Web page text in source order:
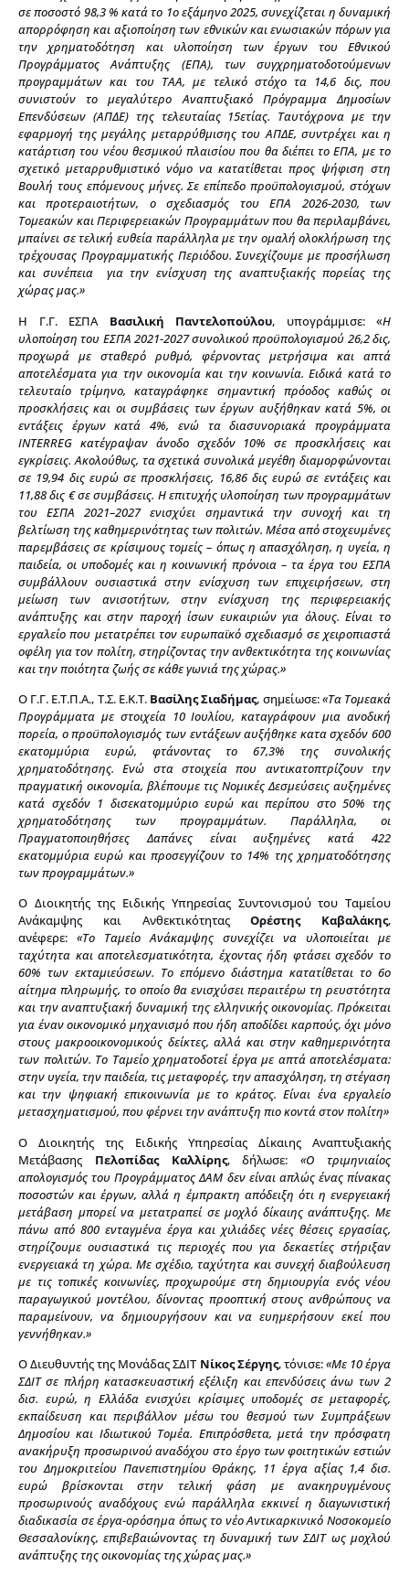
σε ποσοστό 98,3 % κατά το 1ο εξάμηνο 2025, συνεχίζεται η δυναμική
απορρόφηση και αξιοποίηση των εθνικών και ενωσιακών πόρων για
την χρηματοδότηση και υλοποίηση των έργων του Εθνικού
Προγράμματος Ανάπτυξης (ΕΠΑ), των συγχρηματοδοτούμενων
προγραμμάτων και του ΤΑΑ, με τελικό στόχο τα 14,6 δις, που
συνιστούν το μεγαλύτερο Αναπτυξιακό Πρόγραμμα Δημοσίων
Επενδύσεων (ΑΠΔΕ) της τελευταίας 15ετίας. Ταυτόχρονα με την
εφαρμογή της μεγάλης μεταρρύθμισης του ΑΠΔΕ, συντρέχει και η
κατάρτιση του νέου θεσμικού πλαισίου που θα διέπει το ΕΠΑ, με το
σχετικό μεταρρυθμιστικό νόμο να κατατίθεται προς ψήφιση στη
Βουλή τους επόμενους μήνες. Σε επίπεδο προϋπολογισμού, στόχων
και προτεραιοτήτων, ο σχεδιασμός του ΕΠΑ 2026-2030, των
Τομεακών και Περιφερειακών Προγραμμάτων που θα περιλαμβάνει,
μπαίνει σε τελική ευθεία παράλληλα με την ομαλή ολοκλήρωση της
τρέχουσας Προγραμματικής Περιόδου. Συνεχίζουμε με προσήλωση
και συνέπεια για την ενίσχυση της αναπτυξιακής πορείας της
χώρας μας.»
Η Γ.Γ. ΕΣΠΑ Βασιλική Παντελοπούλου, υπογράμμισε: «Η
υλοποίηση του ΕΣΠΑ 2021-2027 συνολικού προϋπολογισμού 26,2 δις,
προχωρά με σταθερό ρυθμό, φέρνοντας μετρήσιμα και απτά
αποτελέσματα για την οικονομία και την κοινωνία. Ειδικά κατά το
τελευταίο τρίμηνο, καταγράφηκε σημαντική πρόοδος καθώς οι
προσκλήσεις και οι συμβάσεις των έργων αυξήθηκαν κατά 5%, οι
εντάξεις έργων κατά 4%, ενώ τα διασυνοριακά προγράμματα
INTERREG κατέγραψαν άνοδο σχεδόν 10% σε προσκλήσεις και
εγκρίσεις. Ακολούθως, τα σχετικά συνολικά μεγέθη διαμορφώνονται
σε 19,94 δις ευρώ σε προσκλήσεις, 16,86 δις ευρώ σε εντάξεις και
11,88 δις € σε συμβάσεις. Η επιτυχής υλοποίηση των προγραμμάτων
του ΕΣΠΑ 2021–2027 ενισχύει σημαντικά την συνοχή και τη
βελτίωση της καθημερινότητας των πολιτών. Μέσα από στοχευμένες
παρεμβάσεις σε κρίσιμους τομείς – όπως η απασχόληση, η υγεία, η
παιδεία, οι υποδομές και η κοινωνική πρόνοια – τα έργα του ΕΣΠΑ
συμβάλλουν ουσιαστικά στην ενίσχυση των επιχειρήσεων, στη
μείωση των ανισοτήτων, στην ενίσχυση της περιφερειακής
ανάπτυξης και στην παροχή ίσων ευκαιριών για όλους. Είναι το
εργαλείο που μετατρέπει τον ευρωπαϊκό σχεδιασμό σε χειροπιαστά
οφέλη για τον πολίτη, στηρίζοντας την ανθεκτικότητα της κοινωνίας
και την ποιότητα ζωής σε κάθε γωνιά της χώρας.»
Ο Γ.Γ. Ε.Τ.Π.Α., Τ.Σ. Ε.Κ.Τ. Βασίλης Σιαδήμας, σημείωσε:«Τα Τομεακά
Προγράμματα με στοιχεία 10 Ιουλίου, καταγράφουν μια ανοδική
πορεία, ο προϋπολογισμός των εντάξεων αυξήθηκε κατα σχεδόν 600
εκατομμύρια ευρώ, φτάνοντας το 67,3% της συνολικής
χρηματοδότησης. Ενώ στα στοιχεία που αντικατοπτρίζουν την
πραγματική οικονομία, βλέπουμε τις Νομικές Δεσμεύσεις αυξημένες
κατά σχεδόν 1 δισεκατομμύριο ευρώ και περίπου στο 50% της
χρηματοδότησης των προγραμμάτων. Παράλληλα, οι
Πραγματοποιηθήσες Δαπάνες είναι αυξημένες κατά 422
εκατομμύρια ευρώ και προσεγγίζουν το 14% της χρηματοδότησης
των προγραμμάτων.»
Ο Διοικητής της Ειδικής Υπηρεσίας Συντονισμού του Ταμείου
Ανάκαμψης και ΑνθεκτικότηταςΟρέστης Καβαλάκης,
ανέφερε: «Το Ταμείο Ανάκαμψης συνεχίζει να υλοποιείται με
ταχύτητα και αποτελεσματικότητα, έχοντας ήδη φτάσει σχεδόν το
60% των εκταμιεύσεων. Το επόμενο διάστημα κατατίθεται το 6ο
αίτημα πληρωμής, το οποίο θα ενισχύσει περαιτέρω τη ρευστότητα
και την αναπτυξιακή δυναμική της ελληνικής οικονομίας. Πρόκειται
για έναν οικονομικό μηχανισμό που ήδη αποδίδει καρπούς, όχι μόνο
στους μακροοικονομικούς δείκτες, αλλά και στην καθημερινότητα
των πολιτών. Το Ταμείο χρηματοδοτεί έργα με απτά αποτελέσματα:
στην υγεία, την παιδεία, τις μεταφορές, την απασχόληση, τη στέγαση
και την ψηφιακή επικοινωνία με το κράτος. Είναι ένα εργαλείο
μετασχηματισμού, που φέρνει την ανάπτυξη πιο κοντά στον πολίτη»
Ο Διοικητής της Ειδικής Υπηρεσίας Δίκαιης Αναπτυξιακής
Μετάβασης Πελοπίδας Καλλίρης, δήλωσε:«Ο τριμηνιαίος
απολογισμός του Προγράμματος ΔΑΜ δεν είναι απλώς ένας πίνακας
ποσοστών και έργων, αλλά η έμπρακτη απόδειξη ότι η ενεργειακή
μετάβαση μπορεί να μετατραπεί σε μοχλό δίκαιης ανάπτυξης. Με
πάνω από 800 ενταγμένα έργα και χιλιάδες νέες θέσεις εργασίας,
στηρίζουμε ουσιαστικά τις περιοχές που για δεκαετίες στήριξαν
ενεργειακά τη χώρα. Με σχέδιο, ταχύτητα και συνεχή διαβούλευση
με τις τοπικές κοινωνίες, προχωρούμε στη δημιουργία ενός νέου
παραγωγικού μοντέλου, δίνοντας προοπτική στους ανθρώπους να
παραμείνουν, να δημιουργήσουν και να ευημερήσουν εκεί που
γεννήθηκαν.»
Ο Διευθυντής της Μονάδας ΣΔΙΤ Νίκος Σέργης, τόνισε:«Με 10 έργα
ΣΔΙΤ σε πλήρη κατασκευαστική εξέλιξη και επενδύσεις άνω των 2
δισ. ευρώ, η Ελλάδα ενισχύει κρίσιμες υποδομές σε μεταφορές,
εκπαίδευση και περιβάλλον μέσω του θεσμού των Συμπράξεων
Δημοσίου και Ιδιωτικού Τομέα. Επιπρόσθετα, μετά την πρόσφατη
ανακήρυξη προσωρινού αναδόχου στο έργο των φοιτητικών εστιών
του Δημοκριτείου Πανεπιστημίου Θράκης, 11 έργα αξίας 1,4 δισ.
ευρώ βρίσκονται στην τελική φάση με ανακηρυγμένους
προσωρινούς αναδόχους ενώ παράλληλα εκκινεί η διαγωνιστική
διαδικασία σε έργα-ορόσημα όπως το νέο Αντικαρκινικό Νοσοκομείο
Θεσσαλονίκης, επιβεβαιώνοντας τη δυναμική των ΣΔΙΤ ως μοχλού
ανάπτυξης της οικονομίας της χώρας μας.»